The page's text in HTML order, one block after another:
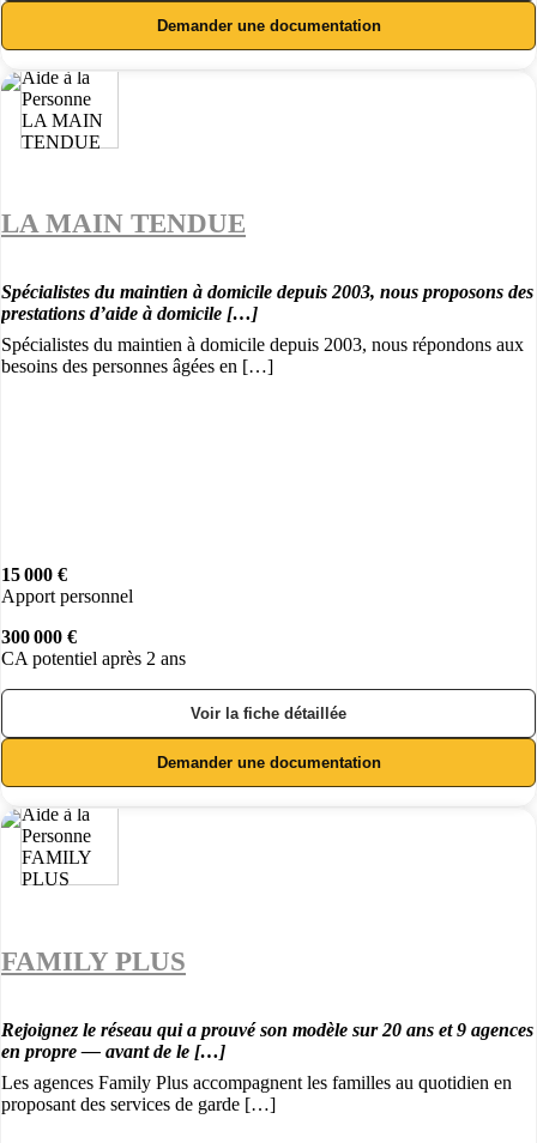
Demander une documentation
LA MAIN TENDUE
Spécialistes du maintien à domicile depuis 2003, nous proposons des
prestations d’aide à domicile […]
Spécialistes du maintien à domicile depuis 2003, nous répondons aux
besoins des personnes âgées en […]
15 000 €
Apport personnel
300 000 €
CA potentiel après 2 ans
Voir la fiche détaillée
Demander une documentation
FAMILY PLUS
Rejoignez le réseau qui a prouvé son modèle sur 20 ans et 9 agences
en propre — avant de le […]
Les agences Family Plus accompagnent les familles au quotidien en
proposant des services de garde […]